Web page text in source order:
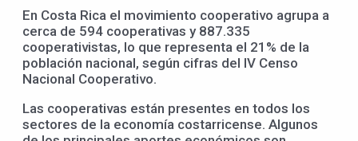
En Costa Rica el movimiento cooperativo agrupa a
cerca de 594 cooperativas y 887.335
cooperativistas, lo que representa el 21% de la
población nacional, según cifras del IV Censo
Nacional Cooperativo.
Las cooperativas están presentes en todos los
sectores de la economía costarricense. Algunos